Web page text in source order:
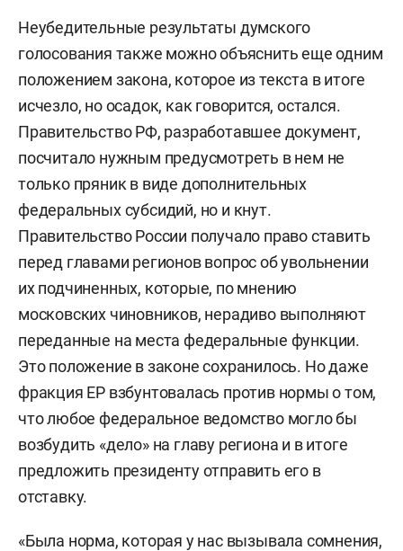
Неубедительные результаты думского
голосования также можно объяснить еще одним
положением закона, которое из текста в итоге
исчезло, но осадок, как говорится, остался.
Правительство РФ, разработавшее документ,
посчитало нужным предусмотреть в нем не
только пряник в виде дополнительных
федеральных субсидий, но и кнут.
Правительство России получало право ставить
перед главами регионов вопрос об увольнении
их подчиненных, которые, по мнению
московских чиновников, нерадиво выполняют
переданные на места федеральные функции.
Это положение в законе сохранилось. Но даже
фракция ЕР взбунтовалась против нормы о том,
что любое федеральное ведомство могло бы
возбудить «дело» на главу региона и в итоге
предложить президенту отправить его в
отставку.
«Была норма, которая у нас вызывала сомнения,